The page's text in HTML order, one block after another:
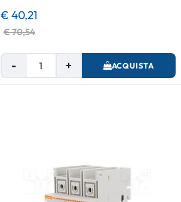
€ 70,54
€ 40,21
Quantità ACQUISTA